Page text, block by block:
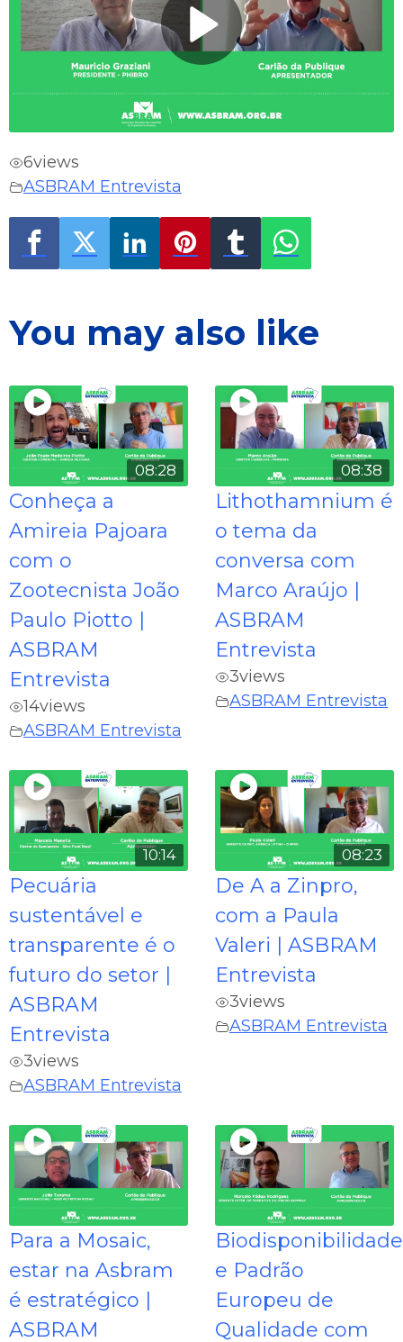
6views
ASBRAM Entrevista
You may also like
08:28
Conheça a
Amireia Pajoara
com o
Zootecnista João
Paulo Piotto |
ASBRAM
Entrevista
14views
ASBRAM Entrevista
08:38
Lithothamnium é
o tema da
conversa com
Marco Araújo |
ASBRAM
Entrevista
3views
ASBRAM Entrevista
10:14
Pecuária
sustentável e
transparente é o
futuro do setor |
ASBRAM
Entrevista
3views
ASBRAM Entrevista
08:23
De A a Zinpro,
com a Paula
Valeri | ASBRAM
Entrevista
3views
ASBRAM Entrevista
Para a Mosaic,
estar na Asbram
é estratégico |
ASBRAM
Biodisponibilidade
e Padrão
Europeu de
Qualidade com